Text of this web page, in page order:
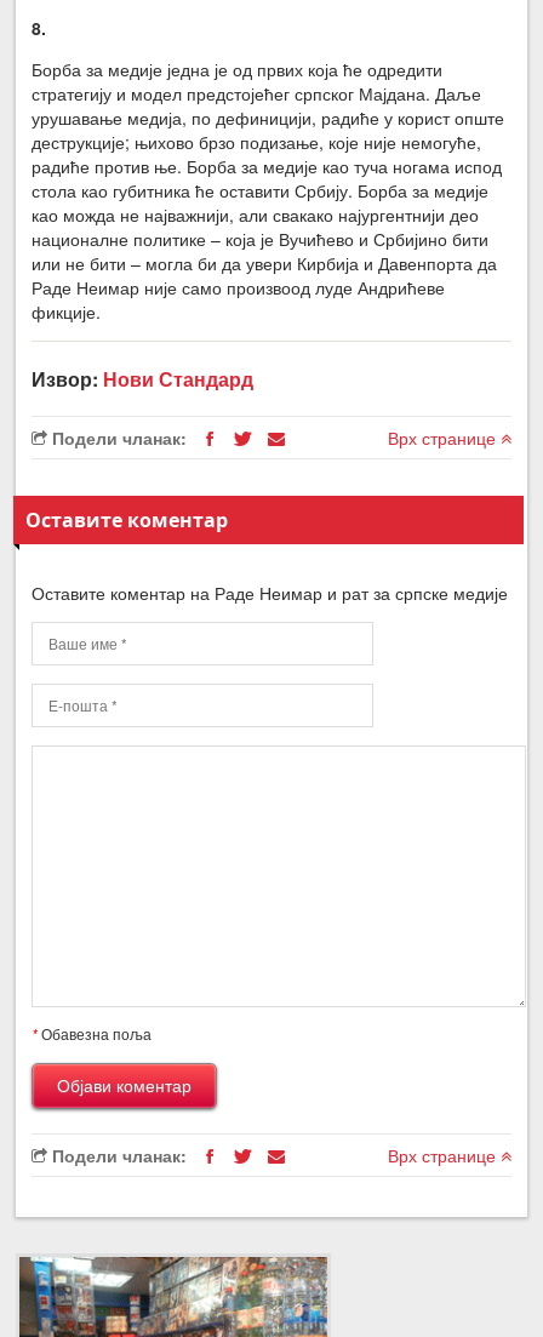
8.
Борба за медије једна је од првих која ће одредити
стратегију и модел предстојећег српског Мајдана. Даље
урушавање медија, по дефиницији, радиће у корист опште
деструкције; њихово брзо подизање, које није немогуће,
радиће против ње. Борба за медије као туча ногама испод
стола као губитника ће оставити Србију. Борба за медије
као можда не најважнији, али свакако најургентнији део
националне политике – која је Вучићево и Србијино бити
или не бити – могла би да увери Кирбија и Давенпорта да
Раде Неимар није само произвоод луде Андрићеве
фикције.
Извор: Нови Стандард
Подели чланак: Врх странице
Оставите коментар
Оставите коментар на Раде Неимар и рат за српске медије
*Обавезна поља
Подели чланак: Врх странице